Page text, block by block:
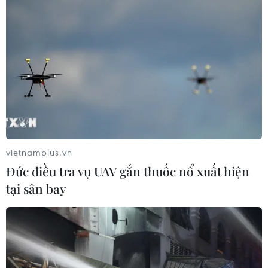
thừa nhận hành vi phạm tội của mình. Vụ việc
đang được tiếp tục điều tra, mở rộng./.
vietnamplus.vn
Đức điều tra vụ UAV gắn thuốc nổ xuất hiện
tại sân bay